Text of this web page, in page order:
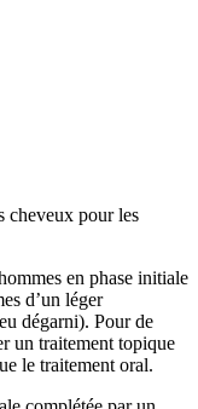
en phase initiale
d’un léger
dégarni). Pour de
un traitement topique
le traitement oral.